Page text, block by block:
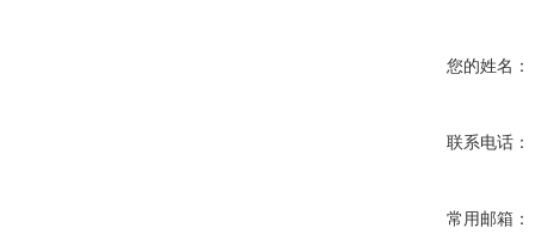
您的姓名：
联系电话：
常用邮箱：